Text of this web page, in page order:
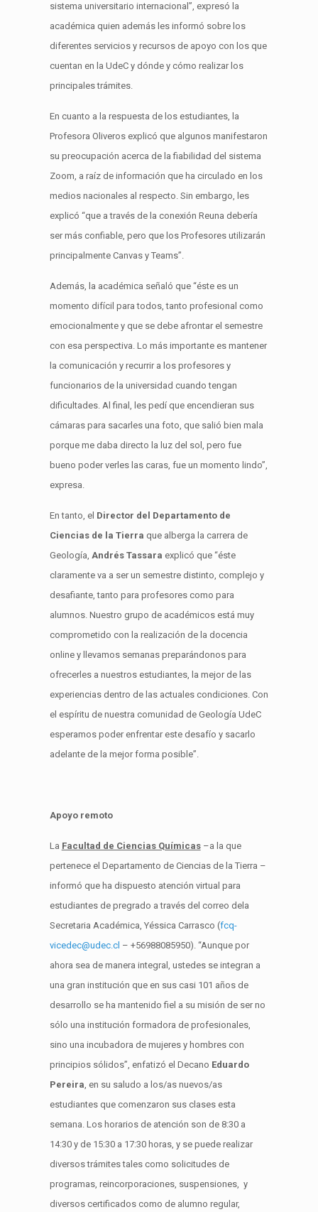
sistema universitario internacional”, expresó la
académica quien además les informó sobre los
diferentes servicios y recursos de apoyo con los que
cuentan en la UdeC y dónde y cómo realizar los
principales trámites.
En cuanto a la respuesta de los estudiantes, la
Profesora Oliveros explicó que algunos manifestaron
su preocupación acerca de la fiabilidad del sistema
Zoom, a raíz de información que ha circulado en los
medios nacionales al respecto. Sin embargo, les
explicó “que a través de la conexión Reuna debería
ser más confiable, pero que los Profesores utilizarán
principalmente Canvas y Teams”.
Además, la académica señaló que “éste es un
momento difícil para todos, tanto profesional como
emocionalmente y que se debe afrontar el semestre
con esa perspectiva. Lo más importante es mantener
la comunicación y recurrir a los profesores y
funcionarios de la universidad cuando tengan
dificultades. Al final, les pedí que encendieran sus
cámaras para sacarles una foto, que salió bien mala
porque me daba directo la luz del sol, pero fue
bueno poder verles las caras, fue un momento lindo”,
expresa.
En tanto, el Director del Departamento de
Ciencias de la Tierra que alberga la carrera de
Geología, Andrés Tassara explicó que “éste
claramente va a ser un semestre distinto, complejo y
desafiante, tanto para profesores como para
alumnos. Nuestro grupo de académicos está muy
comprometido con la realización de la docencia
online y llevamos semanas preparándonos para
ofrecerles a nuestros estudiantes, la mejor de las
experiencias dentro de las actuales condiciones. Con
el espíritu de nuestra comunidad de Geología UdeC
esperamos poder enfrentar este desafío y sacarlo
adelante de la mejor forma posible”.
Apoyo remoto
La Facultad de Ciencias Químicas–a la que
pertenece el Departamento de Ciencias de la Tierra –
informó que ha dispuesto atención virtual para
estudiantes de pregrado a través del correo dela
Secretaria Académica, Yéssica Carrasco (fcq-
vicedec@udec.cl – +56988085950). “Aunque por
ahora sea de manera integral, ustedes se integran a
una gran institución que en sus casi 101 años de
desarrollo se ha mantenido fiel a su misión de ser no
sólo una institución formadora de profesionales,
sino una incubadora de mujeres y hombres con
principios sólidos”, enfatizó el Decano Eduardo
Pereira, en su saludo a los/as nuevos/as
estudiantes que comenzaron sus clases esta
semana. Los horarios de atención son de 8:30 a
14:30 y de 15:30 a 17:30 horas, y se puede realizar
diversos trámites tales como solicitudes de
programas, reincorporaciones, suspensiones, y
diversos certificados como de alumno regular,